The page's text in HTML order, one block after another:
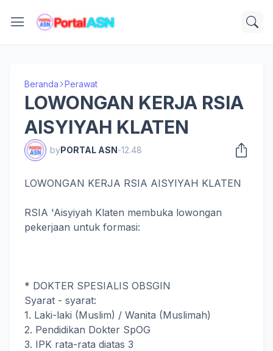
Beranda Perawat
LOWONGAN KERJA RSIA
AISYIYAH KLATEN
byPORTAL ASN-12.48
LOWONGAN KERJA RSIA AISYIYAH KLATEN
RSIA 'Aisyiyah Klaten membuka lowongan
pekerjaan untuk formasi:
* DOKTER SPESIALIS OBSGIN
Syarat - syarat:
1. Laki-laki (Muslim) / Wanita (Muslimah)
2. Pendidikan Dokter SpOG
3. IPK rata-rata diatas 3